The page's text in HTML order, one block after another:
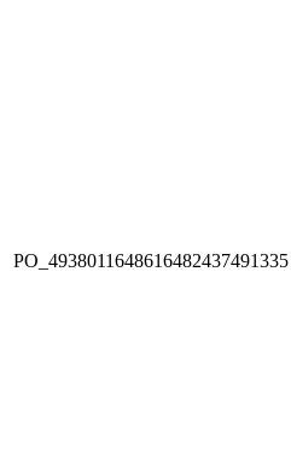
PO_4938011648616482437491335